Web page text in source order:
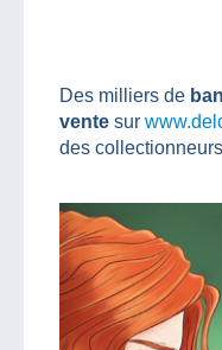
Des milliers de
vente sur
des